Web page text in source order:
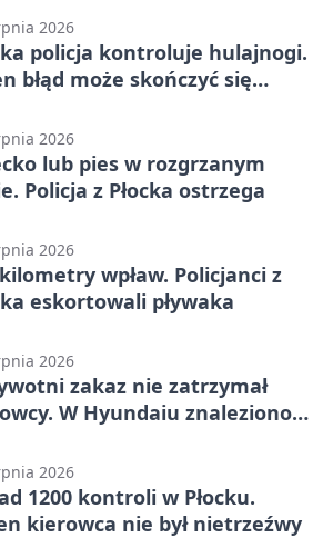
2026
policja kontroluje hulajnogi.
błąd może skończyć się
2026
lub pies w rozgrzanym
Policja z Płocka ostrzega
2026
wpław. Policjanci z
eskortowali pływaka
2026
zakaz nie zatrzymał
W Hyundaiu znaleziono
2026
1200 kontroli w Płocku.
kierowca nie był nietrzeźwy